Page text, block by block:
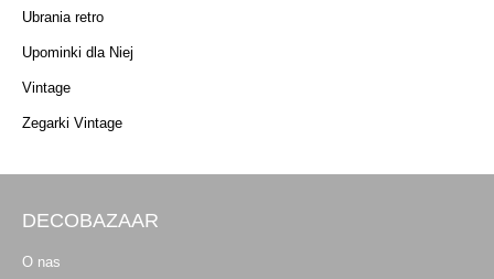
Ubrania retro
Upominki dla Niej
Vintage
Zegarki Vintage
DECOBAZAAR
O nas